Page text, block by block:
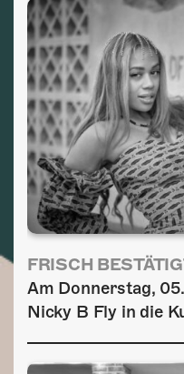
FRISCH
Am Donnerstag,
Nicky B Fly in die